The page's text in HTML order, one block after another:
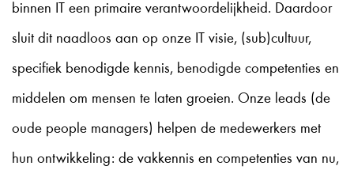
binnen IT een primaire verantwoordelijkheid. Daardoor
sluit dit naadloos aan op onze IT visie, (sub)cultuur,
specifiek benodigde kennis, benodigde competenties en
middelen om mensen te laten groeien. Onze leads (de
oude people managers) helpen de medewerkers met
hun ontwikkeling: de vakkennis en competenties van nu,